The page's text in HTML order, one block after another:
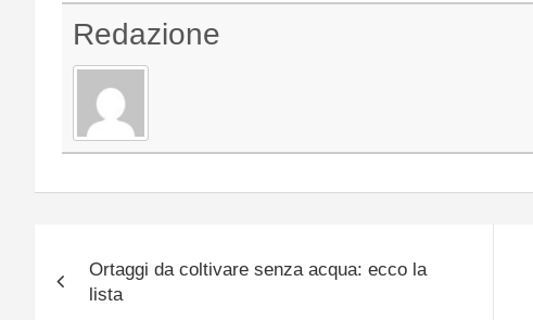
Redazione
articoli
Ortaggi da coltivare senza acqua: ecco la
lista